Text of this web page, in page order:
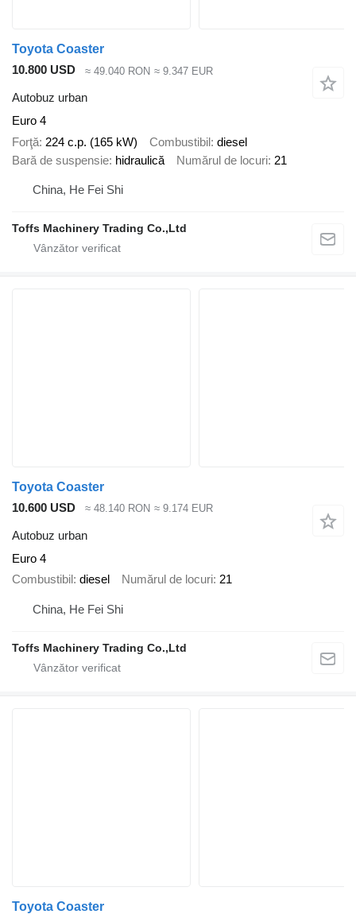
Toyota Coaster
10.800 USD
≈ 49.040 RON ≈ 9.347 EUR
Autobuz urban
Euro 4
Forţă 224 c.p. (165 kW) Combustibil diesel
Bară de suspensie hidraulică Numărul de locuri 21
China, He Fei Shi
Toffs Machinery Trading Co.,Ltd
Toyota Coaster
10.600 USD
≈ 48.140 RON ≈ 9.174 EUR
Autobuz urban
Euro 4
Combustibil diesel Numărul de locuri 21
China, He Fei Shi
Toffs Machinery Trading Co.,Ltd
Toyota Coaster